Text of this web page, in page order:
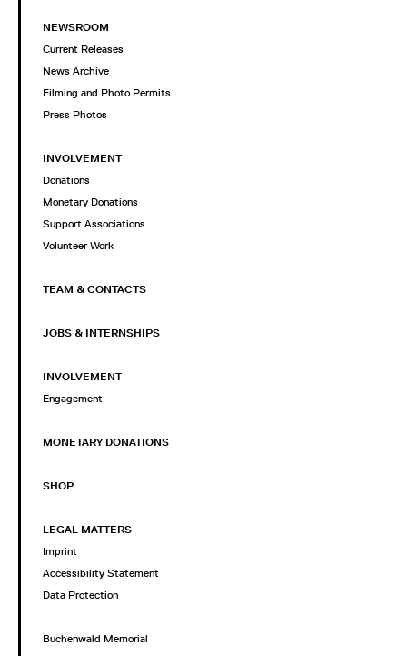
NEWSROOM
Current Releases
News Archive
Filming and Photo Permits
Press Photos
INVOLVEMENT
Donations
Monetary Donations
Support Associations
Volunteer Work
TEAM & CONTACTS
JOBS & INTERNSHIPS
INVOLVEMENT
Engagement
MONETARY DONATIONS
SHOP
LEGAL MATTERS
Imprint
Accessibility Statement
Data Protection
Buchenwald Memorial